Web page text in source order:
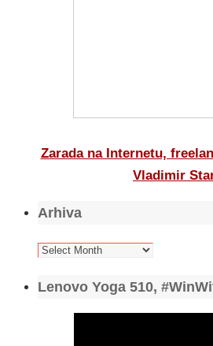
Zarada na Internetu,
Vladimir
Arhiva
Arhiva
Lenovo Yoga 510,